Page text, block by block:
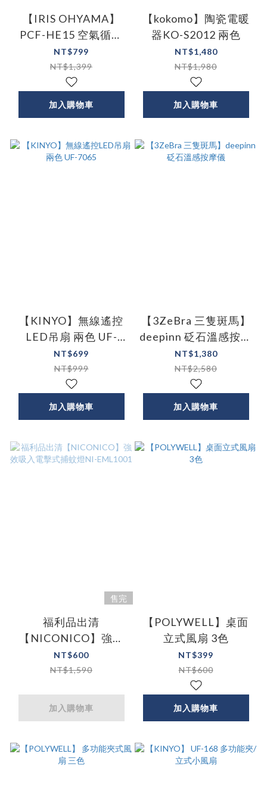
【IRIS OHYAMA】
PCF-HE15 空氣循環
扇 適用4坪
NT$799
NT$1,399
加入購物車
【kokomo】陶瓷電暖
器KO-S2012 兩色
NT$1,480
NT$1,980
加入購物車
【KINYO】無線遙控
LED吊扇 兩色 UF-
7065
NT$699
NT$999
加入購物車
【3ZeBra 三隻斑馬】
deepinn 砭石溫感按摩
儀
NT$1,380
NT$2,580
加入購物車
售完
福利品出清
【NICONICO】強效
吸入電擊式捕蚊燈NI-
EML1001
NT$600
NT$1,590
加入購物車
【POLYWELL】桌面
立式風扇 3色
NT$399
NT$600
加入購物車